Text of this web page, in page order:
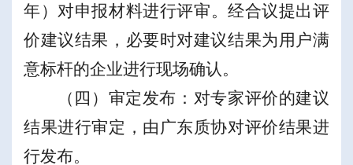
年 ）对申报材料进行评审。经合议提出评
价建议结果，必要时对建议结果为 用户满
意标杆的企业进行现场确认。
（四）审定发布：对专家评价的建议
结果进行审定，由广东质协对评价结果进
行发布。